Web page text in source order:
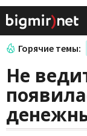
Горячие темы:
Не